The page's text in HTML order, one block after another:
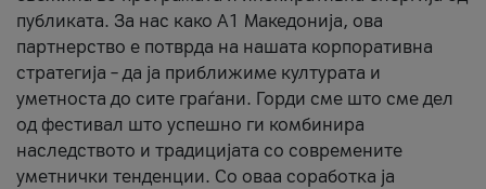
публиката. За нас како A1 Македонија, ова
партнерство е потврда на нашата корпоративна
стратегија – да ја приближиме културата и
уметноста до сите граѓани. Горди сме што сме дел
од фестивал што успешно ги комбинира
наследството и традицијата со современите
уметнички тенденции. Со оваа соработка ја